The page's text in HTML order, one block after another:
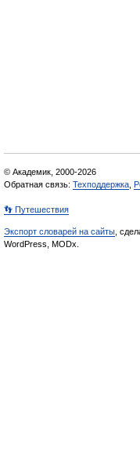
© Академик, 2000-2026
Обратная связь: Техподдержка
👣 Путешествия
Экспорт словарей на сайты ,
WordPress, MODx.